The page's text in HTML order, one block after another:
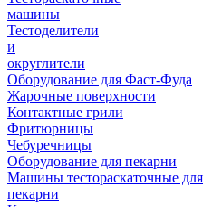
машины
Тестоделители
и
округлители
Оборудование для Фаст-Фуда
Жарочные поверхности
Контактные грили
Фритюрницы
Чебуречницы
Оборудование для пекарни
Машины тестораскаточные для
пекарни